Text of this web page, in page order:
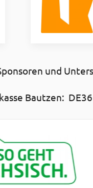
und
Bautzen: